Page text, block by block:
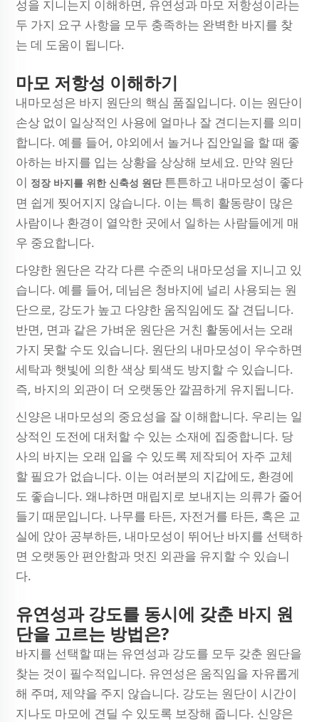
성을 지니는지 이해하면, 유연성과 마모 저항성이라는
두 가지 요구 사항을 모두 충족하는 완벽한 바지를 찾
는 데 도움이 됩니다.
마모 저항성 이해하기
내마모성은 바지 원단의 핵심 품질입니다. 이는 원단이
손상 없이 일상적인 사용에 얼마나 잘 견디는지를 의미
합니다. 예를 들어, 야외에서 놀거나 집안일을 할 때 좋
아하는 바지를 입는 상황을 상상해 보세요. 만약 원단
이 정장 바지를 위한 신축성 원단 튼튼하고 내마모성이 좋다
면 쉽게 찢어지지 않습니다. 이는 특히 활동량이 많은
사람이나 환경이 열악한 곳에서 일하는 사람들에게 매
우 중요합니다.
다양한 원단은 각각 다른 수준의 내마모성을 지니고 있
습니다. 예를 들어, 데님은 청바지에 널리 사용되는 원
단으로, 강도가 높고 다양한 움직임에도 잘 견딥니다.
반면, 면과 같은 가벼운 원단은 거친 활동에서는 오래
가지 못할 수도 있습니다. 원단의 내마모성이 우수하면
세탁과 햇빛에 의한 색상 퇴색도 방지할 수 있습니다.
즉, 바지의 외관이 더 오랫동안 깔끔하게 유지됩니다.
신양은 내마모성의 중요성을 잘 이해합니다. 우리는 일
상적인 도전에 대처할 수 있는 소재에 집중합니다. 당
사의 바지는 오래 입을 수 있도록 제작되어 자주 교체
할 필요가 없습니다. 이는 여러분의 지갑에도, 환경에
도 좋습니다. 왜냐하면 매립지로 보내지는 의류가 줄어
들기 때문입니다. 나무를 타든, 자전거를 타든, 혹은 교
실에 앉아 공부하든, 내마모성이 뛰어난 바지를 선택하
면 오랫동안 편안함과 멋진 외관을 유지할 수 있습니
다.
유연성과 강도를 동시에 갖춘 바지 원
단을 고르는 방법은?
바지를 선택할 때는 유연성과 강도를 모두 갖춘 원단을
찾는 것이 필수적입니다. 유연성은 움직임을 자유롭게
해 주며, 제약을 주지 않습니다. 강도는 원단이 시간이
지나도 마모에 견딜 수 있도록 보장해 줍니다. 신양은